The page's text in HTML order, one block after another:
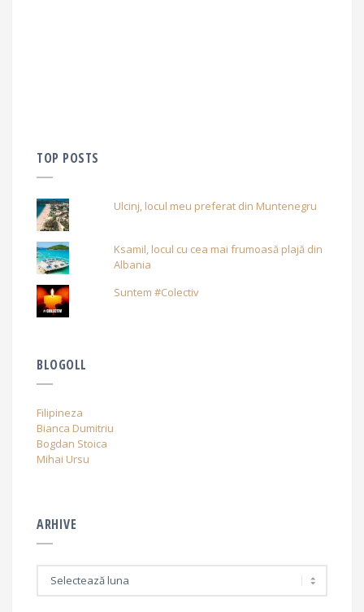
TOP POSTS
Ulcinj, locul meu preferat din Muntenegru
Ksamil, locul cu cea mai frumoasă plajă din
Albania
Suntem #Colectiv
BLOGOLL
Filipineza
Bianca Dumitriu
Bogdan Stoica
Mihai Ursu
ARHIVE